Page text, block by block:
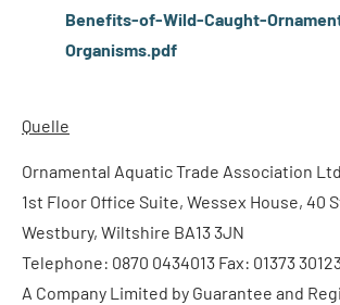
Benefits-of-Wild-Caught-
Organisms.pdf
Quelle
Ornamental Aquatic Trade Association Ltd
1st Floor Office Suite, Wessex House, 40
Westbury, Wiltshire BA13 3JN
Telephone: 0870 0434013 Fax: 01373
A Company Limited by Guarantee and